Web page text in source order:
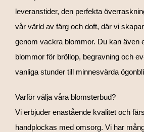
leveranstider, den perfekta
vår värld av färg och doft, där vi
genom vackra blommor. Du kan även
blommor för bröllop, begravning och
vanliga stunder till minnesvärda
Varför välja våra blomsterbud?
Vi erbjuder enastående kvalitet och
handplockas med omsorg. Vi har